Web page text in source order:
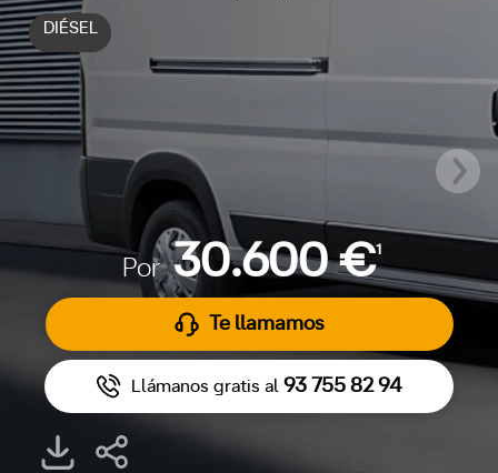
DIÉSEL
Por30.600 €1
Te llamamos
Llámanos gratis al 93 755 82 94